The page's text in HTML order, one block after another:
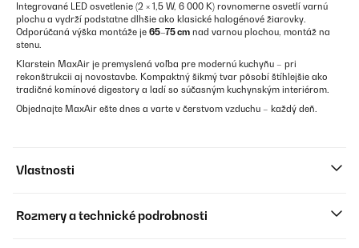
Integrované LED osvetlenie (2 × 1,5 W, 6 000 K) rovnomerne osvetlí varnú
plochu a vydrží podstatne dlhšie ako klasické halogénové žiarovky.
Odporúčaná výška montáže je 65–75 cm nad varnou plochou, montáž na
stenu.
Klarstein MaxAir je premyslená voľba pre modernú kuchyňu – pri
rekonštrukcii aj novostavbe. Kompaktný šikmý tvar pôsobí štíhlejšie ako
tradičné komínové digestory a ladí so súčasným kuchynským interiérom.
Objednajte MaxAir ešte dnes a varte v čerstvom vzduchu – každý deň.
Vlastnosti
Rozmery a technické podrobnosti